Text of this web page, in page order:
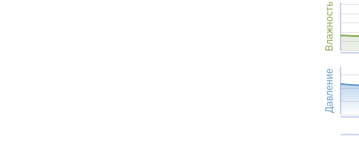
Влажность
Давление